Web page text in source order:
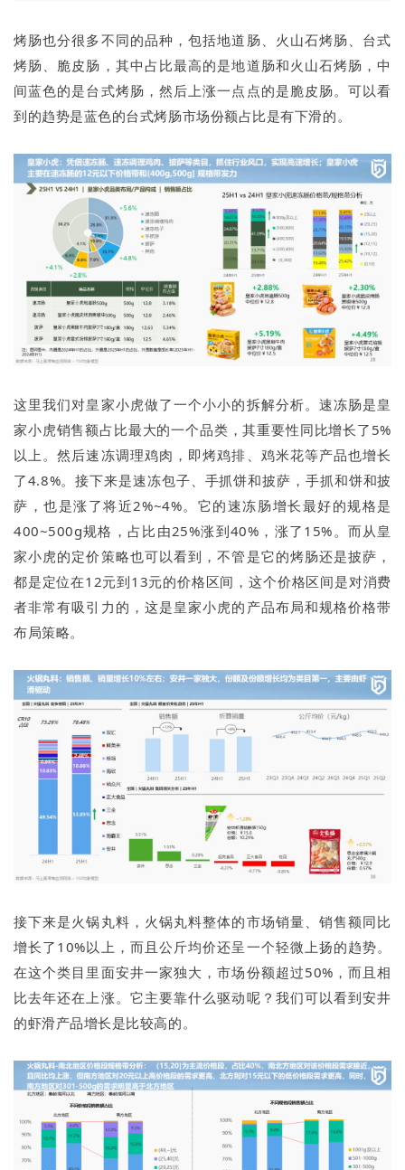
烤肠也分很多不同的品种，包括地道肠、火山石烤肠、台式
烤肠、脆皮肠，其中占比最高的是地道肠和火山石烤肠，中
间蓝色的是台式烤肠，然后上涨一点点的是脆皮肠。可以看
到的趋势是蓝色的台式烤肠市场份额占比是有下滑的。
这里我们对皇家小虎做了一个小小的拆解分析。速冻肠是皇
家小虎销售额占比最大的一个品类，其重要性同比增长了5%
以上。然后速冻调理鸡肉，即烤鸡排、鸡米花等产品也增长
了4.8%。接下来是速冻包子、手抓饼和披萨，手抓和饼和披
萨，也是涨了将近2%~4%。它的速冻肠增长最好的规格是
400~500g规格，占比由25%涨到40%，涨了15%。而从皇
家小虎的定价策略也可以看到，不管是它的烤肠还是披萨，
都是定位在12元到13元的价格区间，这个价格区间是对消费
者非常有吸引力的，这是皇家小虎的产品布局和规格价格带
布局策略。
接下来是火锅丸料，火锅丸料整体的市场销量、销售额同比
增长了10%以上，而且公斤均价还呈一个轻微上扬的趋势。
在这个类目里面安井一家独大，市场份额超过50%，而且相
比去年还在上涨。它主要靠什么驱动呢？我们可以看到安井
的虾滑产品增长是比较高的。